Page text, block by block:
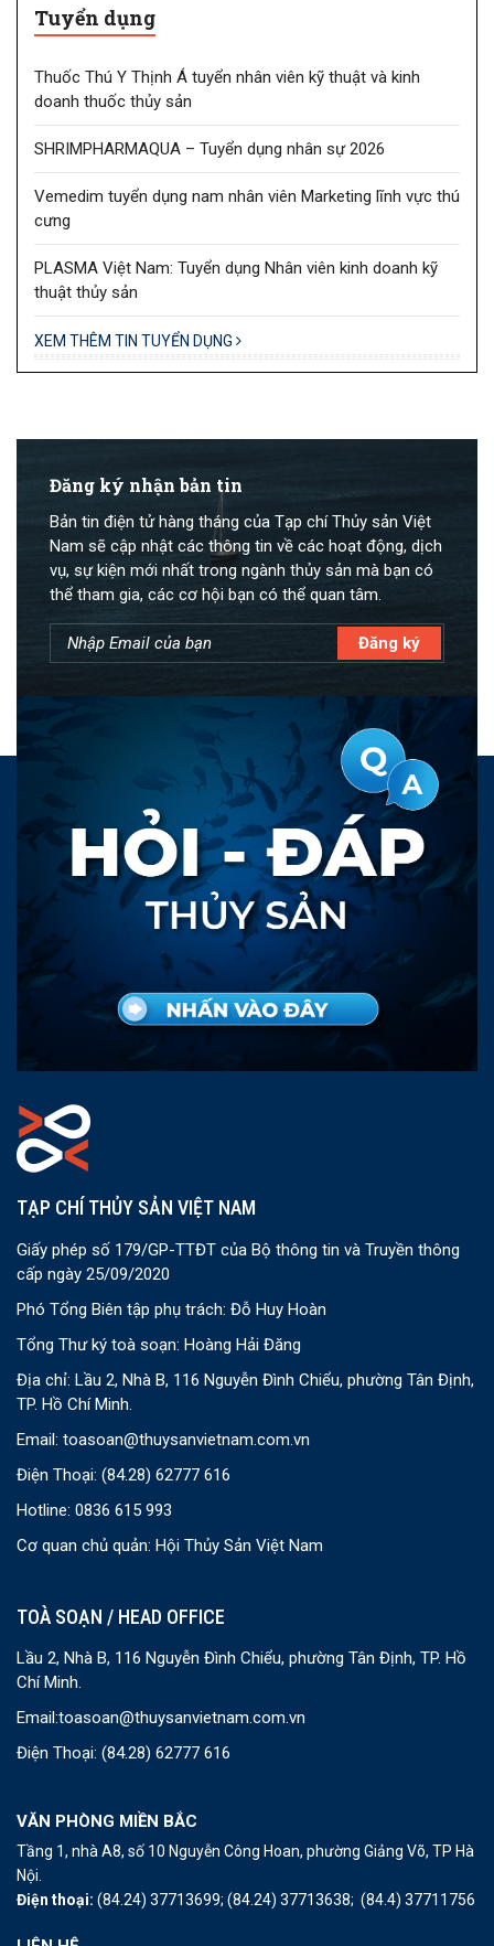
Tuyển dụng
Thuốc Thú Y Thịnh Á tuyển nhân viên kỹ thuật và kinh
doanh thuốc thủy sản
SHRIMPHARMAQUA – Tuyển dụng nhân sự 2026
Vemedim tuyển dụng nam nhân viên Marketing lĩnh vực thú
cưng
PLASMA Việt Nam: Tuyển dụng Nhân viên kinh doanh kỹ
thuật thủy sản
XEM THÊM TIN TUYỂN DỤNG
Đăng ký nhận bản tin
Bản tin điện tử hàng tháng của Tạp chí Thủy sản Việt
Nam sẽ cập nhật các thông tin về các hoạt động, dịch
vụ, sự kiện mới nhất trong ngành thủy sản mà bạn có
thể tham gia, các cơ hội bạn có thể quan tâm.
TẠP CHÍ THỦY SẢN VIỆT NAM
Giấy phép số 179/GP-TTĐT của Bộ thông tin và Truyền thông
cấp ngày 25/09/2020
Phó Tổng Biên tập phụ trách: Đỗ Huy Hoàn
Tổng Thư ký toà soạn: Hoàng Hải Đăng
Địa chỉ: Lầu 2, Nhà B, 116 Nguyễn Đình Chiểu, phường Tân Định,
TP. Hồ Chí Minh.
Email: toasoan@thuysanvietnam.com.vn
Điện Thoại: (84.28) 62777 616
Hotline: 0836 615 993
Cơ quan chủ quản: Hội Thủy Sản Việt Nam
TOÀ SOẠN / HEAD OFFICE
Lầu 2, Nhà B, 116 Nguyễn Đình Chiểu, phường Tân Định, TP. Hồ
Chí Minh.
Email:toasoan@thuysanvietnam.com.vn
Điện Thoại: (84.28) 62777 616
VĂN PHÒNG MIỀN BẮC
Tầng 1, nhà A8, số 10 Nguyễn Công Hoan, phường Giảng Võ, TP Hà
Nội.
Điện thoại: (84.24) 37713699; (84.24) 37713638; (84.4) 37711756